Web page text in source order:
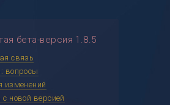
бета-версия 1.8.5
связь
вопросы
изменений
новой версией